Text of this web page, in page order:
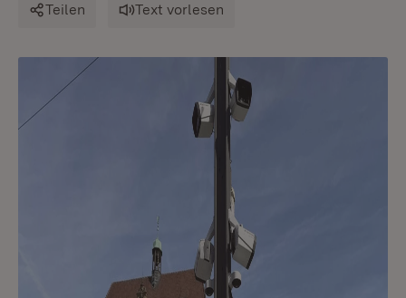
Teilen Text vorlesen